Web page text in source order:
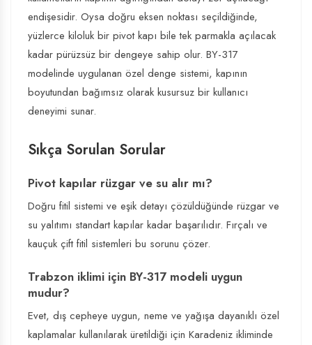
endişesidir. Oysa doğru eksen noktası seçildiğinde,
yüzlerce kiloluk bir pivot kapı bile tek parmakla açılacak
kadar pürüzsüz bir dengeye sahip olur. BY-317
modelinde uygulanan özel denge sistemi, kapının
boyutundan bağımsız olarak kusursuz bir kullanıcı
deneyimi sunar.
Sıkça Sorulan Sorular
Pivot kapılar rüzgar ve su alır mı?
Doğru fitil sistemi ve eşik detayı çözüldüğünde rüzgar ve
su yalıtımı standart kapılar kadar başarılıdır. Fırçalı ve
kauçuk çift fitil sistemleri bu sorunu çözer.
Trabzon iklimi için BY-317 modeli uygun
mudur?
Evet, dış cepheye uygun, neme ve yağışa dayanıklı özel
kaplamalar kullanılarak üretildiği için Karadeniz ikliminde